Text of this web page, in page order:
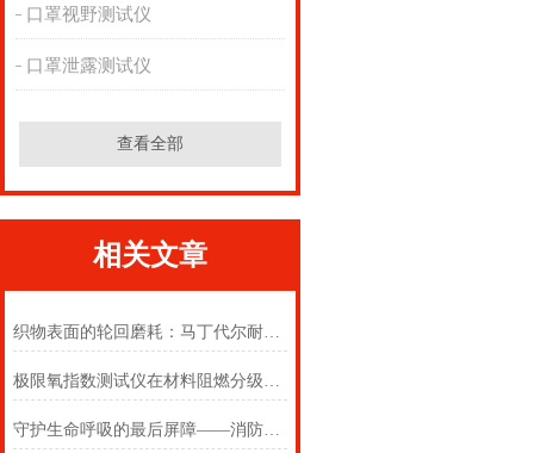
口罩视野测试仪
口罩泄露测试仪
查看全部
相关文章
织物表面的轮回磨耗：马丁代尔耐磨仪在多点轨迹与压力恒定下的耐用叙事
极限氧指数测试仪在材料阻燃分级中的浓度边界判定
守护生命呼吸的最后屏障——消防自救呼吸器防护性能测试仪的全面检测